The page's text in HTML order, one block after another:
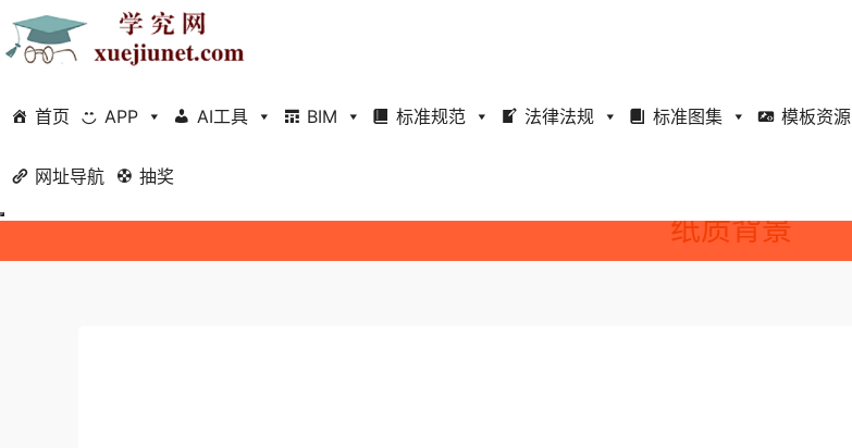
首页 APP AI工具 BIM 标准规范 法律法规 标准图集 模板资源
网址导航 抽奖
纸质背景